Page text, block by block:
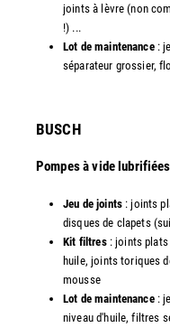
joints à lèvre (non
!) ...
Lot de maintenance:
séparateur grossier,
​BUSCH
Pompes à vide lubrifiées
Jeu de joints : joints
disques de clapets
Kit filtres: joints plats
huile, joints toriques
mousse
Lot de maintenance:
niveau d'huile, filtres